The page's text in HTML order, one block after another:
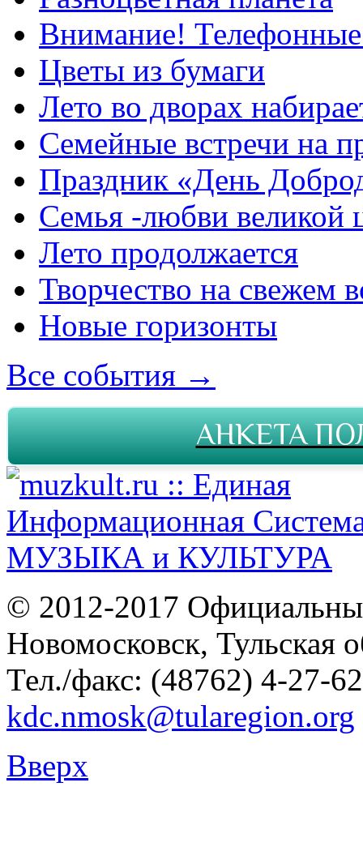
Внимание!
Цветы из бумаги
Лето во дворах
Семейные встречи на
Праздник «День
Семья -любви великой
Лето продолжается
Творчество на свежем
Новые горизонты
Все события →
АНКЕТА
© 2012-2017
Новомосковск, Тульская
Тел./факс: (48762) 4-27-
kdc.nmosk@tularegion.org
Вверх